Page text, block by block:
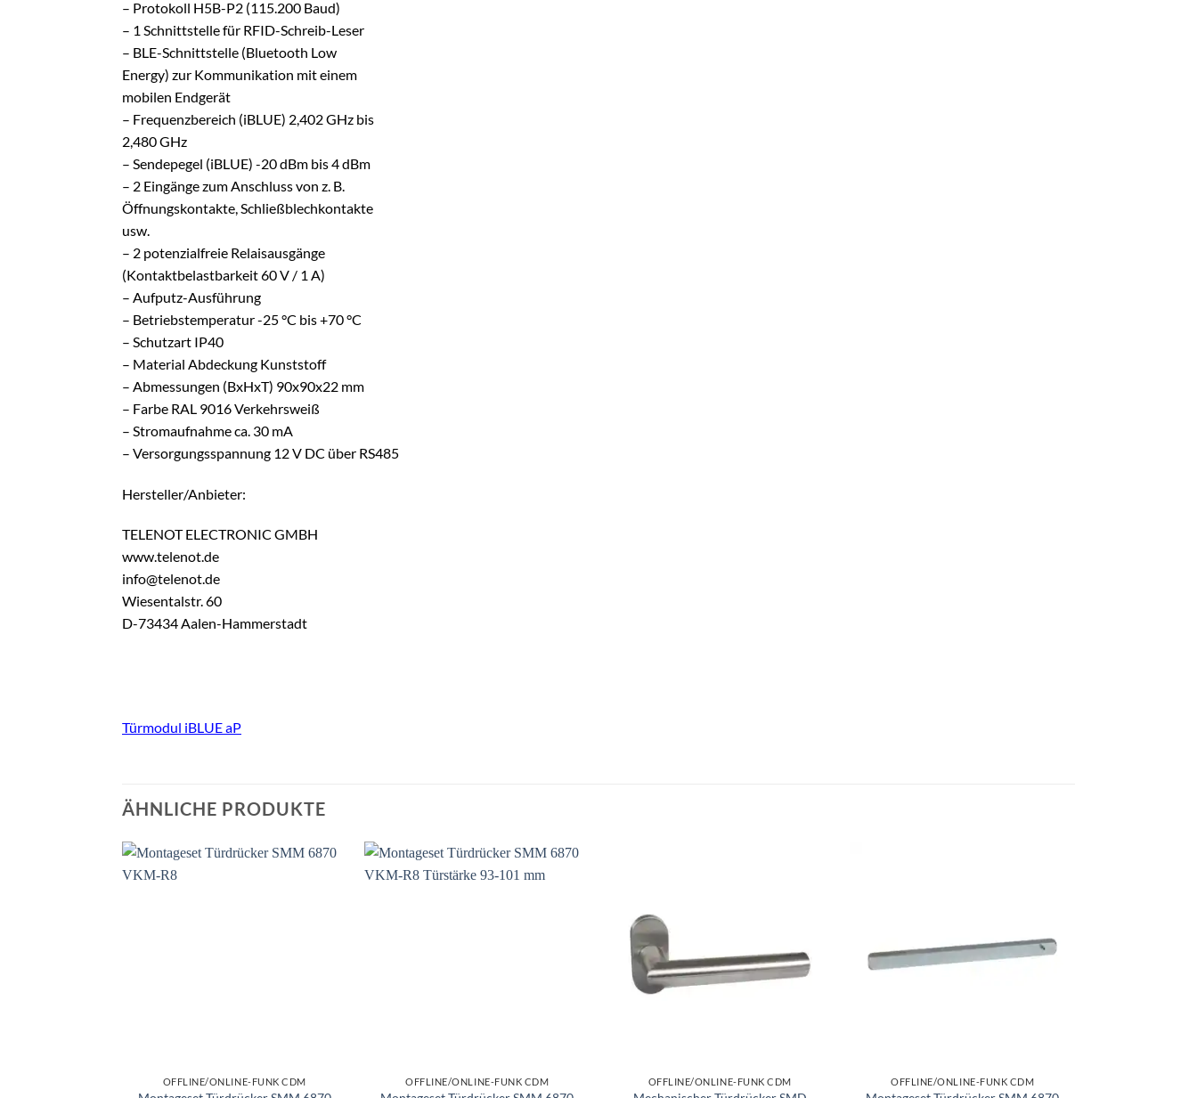
– Protokoll H5B-P2 (115.200 Baud)
– 1 Schnittstelle für RFID-Schreib-Leser
– BLE-Schnittstelle (Bluetooth Low
Energy) zur Kommunikation mit einem
mobilen Endgerät
– Frequenzbereich (iBLUE) 2,402 GHz bis
2,480 GHz
– Sendepegel (iBLUE) -20 dBm bis 4 dBm
– 2 Eingänge zum Anschluss von z. B.
Öffnungskontakte, Schließblechkontakte
usw.
– 2 potenzialfreie Relaisausgänge
(Kontaktbelastbarkeit 60 V / 1 A)
– Aufputz-Ausführung
– Betriebstemperatur -25 °C bis +70 °C
– Schutzart IP40
– Material Abdeckung Kunststoff
– Abmessungen (BxHxT) 90x90x22 mm
– Farbe RAL 9016 Verkehrsweiß
– Stromaufnahme ca. 30 mA
– Versorgungsspannung 12 V DC über RS485
Hersteller/Anbieter:
TELENOT ELECTRONIC GMBH
www.telenot.de
info@telenot.de
Wiesentalstr. 60
D-73434 Aalen-Hammerstadt
Türmodul iBLUE aP
ÄHNLICHE PRODUKTE
OFFLINE/ONLINE-FUNK CDM OFFLINE/ONLINE-FUNK CDM OFFLINE/ONLINE-FUNK CDM OFFLINE/ONLINE-FUNK CDM